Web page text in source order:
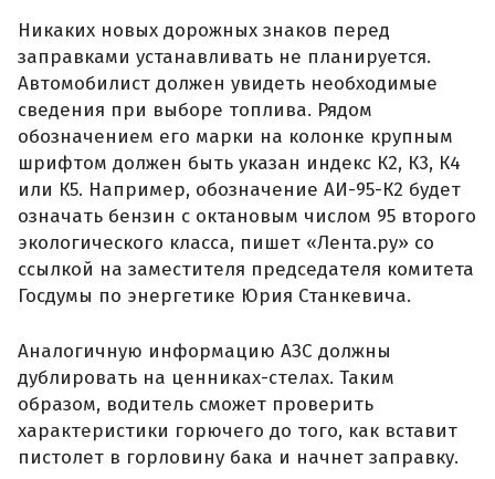
Никаких новых дорожных знаков перед
заправками устанавливать не планируется.
Автомобилист должен увидеть необходимые
сведения при выборе топлива. Рядом
обозначением его марки на колонке крупным
шрифтом должен быть указан индекс К2, К3, К4
или К5. Например, обозначение АИ-95-К2 будет
означать бензин с октановым числом 95 второго
экологического класса, пишет «Лента.ру» со
ссылкой на заместителя председателя комитета
Госдумы по энергетике Юрия Станкевича.
Аналогичную информацию АЗС должны
дублировать на ценниках-стелах. Таким
образом, водитель сможет проверить
характеристики горючего до того, как вставит
пистолет в горловину бака и начнет заправку.